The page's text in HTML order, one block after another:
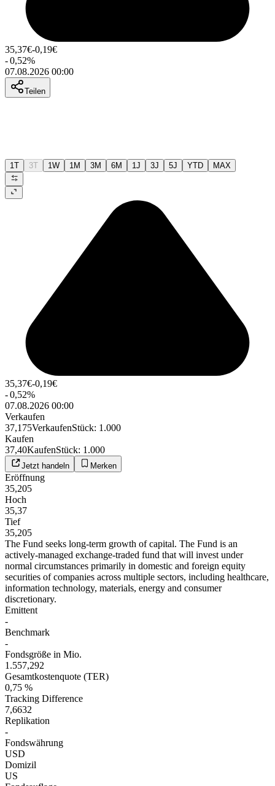
35,37€-0,19€
-0,52%
07.08.2026 00:00
Teilen
1T 3T 1W 1M 3M 6M 1J 3J 5J YTD MAX
35,37€-0,19€
-0,52%
07.08.2026 00:00
Verkaufen
37,175VerkaufenStück: 1.000
Kaufen
37,40KaufenStück: 1.000
Jetzt handeln Merken
Eröffnung
35,205
Hoch
35,37
Tief
35,205
The Fund seeks long-term growth of capital. The Fund is an
actively-managed exchange-traded fund that will invest under
normal circumstances primarily in domestic and foreign equity
securities of companies across multiple sectors, including healthcare,
information technology, materials, energy and consumer
discretionary.
Emittent
-
Benchmark
-
Fondsgröße in Mio.
1.557,292
Gesamtkostenquote (TER)
0,75 %
Tracking Difference
7,6632
Replikation
-
Fondswährung
USD
Domizil
US